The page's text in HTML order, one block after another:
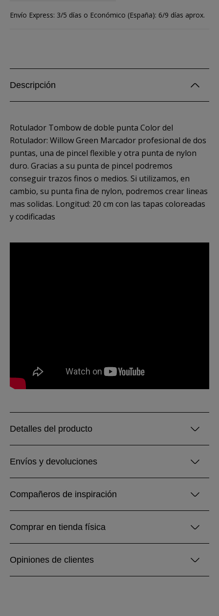
Envío Express: 3/5 días o Económico (España): 6/9 días aprox.
Descripción
Rotulador Tombow de doble punta Color del
Rotulador: Willow Green Marcador profesional de dos
puntas, una de pincel flexible y otra punta de nylon
duro. Gracias a su punta de pincel podremos
conseguir trazos finos o medios. Si utilizamos, en
cambio, su punta fina de nylon, podremos crear lineas
mas solidas. Longitud: 20 cm con las tapas coloreadas
y codificadas
Detalles del producto
Envíos y devoluciones
Compañeros de inspiración
Comprar en tienda física
Opiniones de clientes